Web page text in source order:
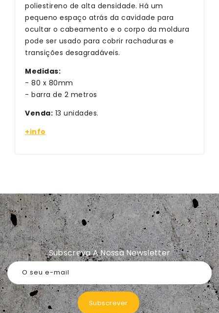
poliestireno de alta densidade. Há um
pequeno espaço atrás da cavidade para
ocultar o cabeamento e o corpo da moldura
pode ser usado para cobrir rachaduras e
transições desagradáveis.
Medidas:
- 80 x 80mm
- barra de 2 metros
Venda: 13 unidades.
+info
Subscreva A Nossa Newsletter
O seu e-mail
Subscrever